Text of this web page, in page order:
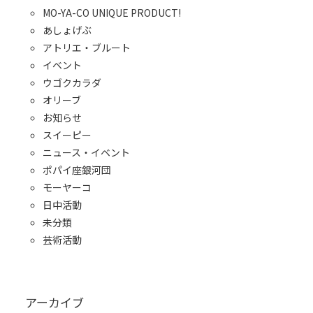
MO-YA-CO UNIQUE PRODUCT!
あしょげぶ
アトリエ・ブルート
イベント
ウゴクカラダ
オリーブ
お知らせ
スイーピー
ニュース・イベント
ポパイ座銀河団
モーヤーコ
日中活動
未分類
芸術活動
アーカイブ